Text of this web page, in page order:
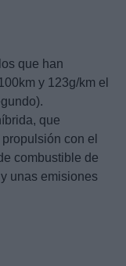
que han
y 123g/km el
que
con el
combustible de
unas emisiones